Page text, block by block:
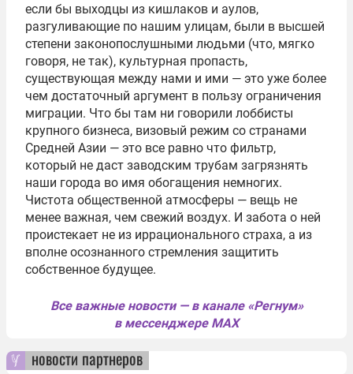
если бы выходцы из кишлаков и аулов,
разгуливающие по нашим улицам, были в высшей
степени законопослушными людьми (что, мягко
говоря, не так), культурная пропасть,
существующая между нами и ими — это уже более
чем достаточный аргумент в пользу ограничения
миграции. Что бы там ни говорили лоббисты
крупного бизнеса, визовый режим со странами
Средней Азии — это все равно что фильтр,
который не даст заводским трубам загрязнять
наши города во имя обогащения немногих.
Чистота общественной атмосферы — вещь не
менее важная, чем свежий воздух. И забота о ней
проистекает не из иррационального страха, а из
вполне осознанного стремления защитить
собственное будущее.
Все важные новости — в канале «Регнум»
в мессенджере MAX
новости партнеров